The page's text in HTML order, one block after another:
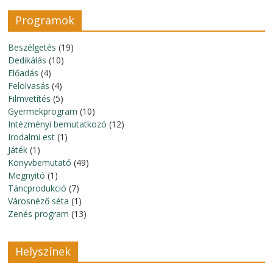
Programok
Beszélgetés (19)
Dedikálás (10)
Előadás (4)
Felolvasás (4)
Filmvetítés (5)
Gyermekprogram (10)
Intézményi bemutatkozó (12)
Irodalmi est (1)
Játék (1)
Könyvbemutató (49)
Megnyitó (1)
Táncprodukció (7)
Városnéző séta (1)
Zenés program (13)
Helyszínek